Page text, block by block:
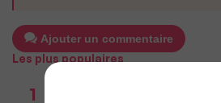
Ajouter un commentaire
Les plus populaires
1
Taxe foncière 2026 : Ces